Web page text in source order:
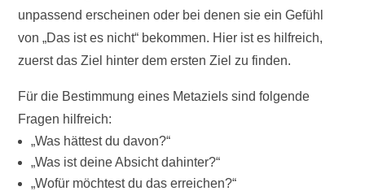
unpassend erscheinen oder bei denen sie ein Gefühl
von „Das ist es nicht“ bekommen. Hier ist es hilfreich,
zuerst das Ziel hinter dem ersten Ziel zu finden.
Für die Bestimmung eines Metaziels sind folgende
Fragen hilfreich:
„Was hättest du davon?“
„Was ist deine Absicht dahinter?“
„Wofür möchtest du das erreichen?“